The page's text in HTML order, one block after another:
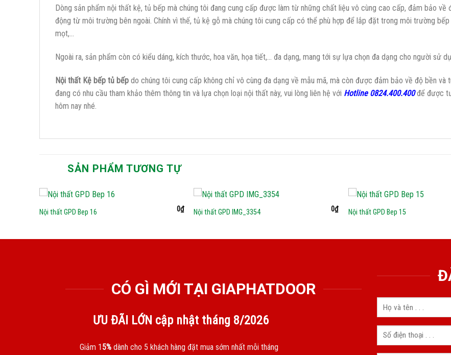
Dòng sản phẩm nội thất kệ, tủ bếp mà chúng tôi đang cung cấp được làm từ những chất liệu vô cùng cao cấp, đảm bảo
động từ môi trường bên ngoài. Chính vì thế, tủ kệ gỗ mà chúng tôi cung cấp có thể phù hợp để lắp đặt trong môi trường
mọt,…
Ngoài ra, sản phẩm còn có kiểu dáng, kích thước, hoa văn, họa tiết,… đa dạng, mang tới sự lựa chọn đa dạng cho người sử
Nội thất Kệ bếp tủ bếp do chúng tôi cung cấp không chỉ vô cùng đa dạng về mẫu mã, mà còn được đảm bảo về độ bền và
đang có nhu cầu tham khảo thêm thông tin và lựa chọn loại nội thất này, vui lòng liên hệ với Hotline 0824.400.400để được tư
hôm nay nhé.
SẢN PHẨM TƯƠNG TỰ
Nội thất GPD Bep 16 0₫ Nội thất GPD IMG_3354 0₫ Nội thất GPD Bep 15
CÓ GÌ MỚI TẠI GIAPHATDOOR
ƯU ĐÃI LỚN cập nhật tháng 8/2026
Giảm 15%dành cho 5 khách hàng đặt mua sớm nhất mỗi tháng